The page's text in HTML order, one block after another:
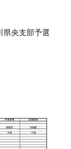
央支部予選